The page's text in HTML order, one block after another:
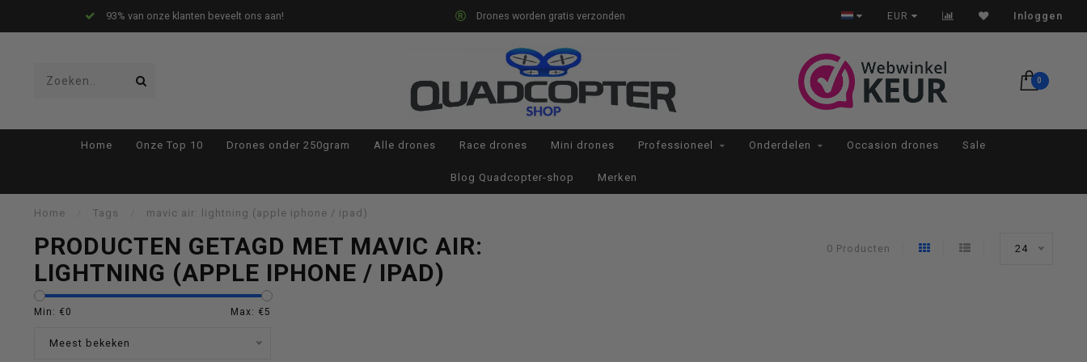
93% van onze klanten beveelt ons aan! Drones worden gratis verzonden Op werkdagen voor 22:00 besteld, morgen in huis*
EUR Inloggen
pijltjes
0
Home Onze Top 10 Drones onder 250gram Alle drones Race drones Mini drones Professioneel Onderdelen Occasion drones Sale
Blog Quadcopter-shop Merken
Home Tags mavic air: lightning (apple iphone / ipad)
PRODUCTEN GETAGD MET MAVIC AIR:
LIGHTNING (APPLE IPHONE / IPAD)
0 Producten 24
Min: €0 Max: €5
Meest bekeken